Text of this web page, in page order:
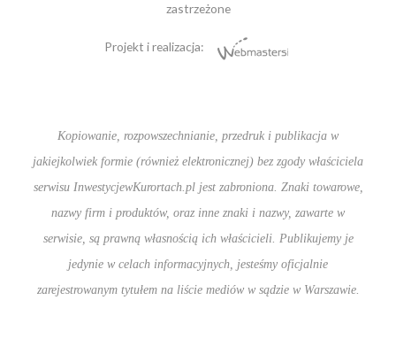
zastrzeżone
Projekt i realizacja:
Kopiowanie, rozpowszechnianie, przedruk i publikacja w
jakiejkolwiek formie (również elektronicznej) bez zgody właściciela
serwisu InwestycjewKurortach.pl jest zabroniona. Znaki towarowe,
nazwy firm i produktów, oraz inne znaki i nazwy, zawarte w
serwisie, są prawną własnością ich właścicieli. Publikujemy je
jedynie w celach informacyjnych, jesteśmy oficjalnie
zarejestrowanym tytułem na liście mediów w sądzie w Warszawie.